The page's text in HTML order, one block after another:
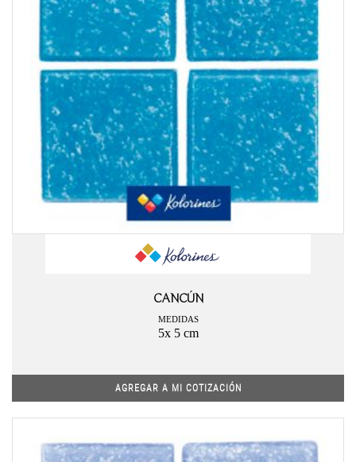
CANCÚN
MEDIDAS
5x 5 cm
AGREGAR A MI COTIZACIÓN